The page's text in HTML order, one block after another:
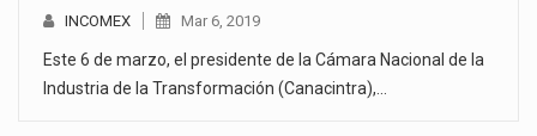
INCOMEX Mar 6, 2019
Este 6 de marzo, el presidente de la Cámara Nacional de la
Industria de la Transformación (Canacintra),…